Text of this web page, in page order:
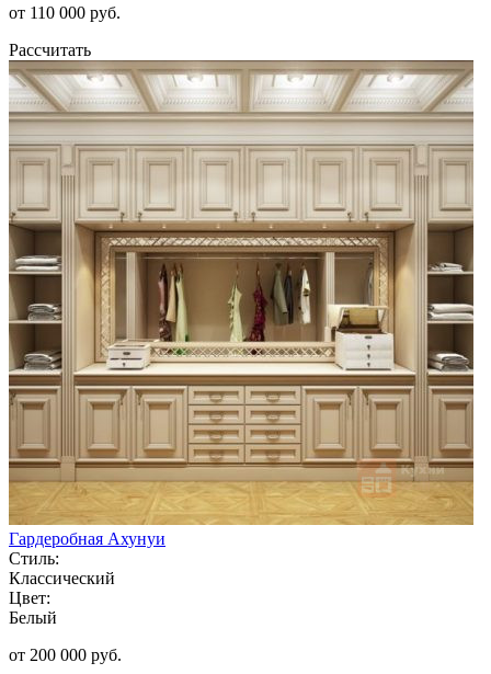
от 110 000 руб.
Рассчитать
Гардеробная Ахунуи
Стиль:
Классический
Цвет:
Белый
от 200 000 руб.